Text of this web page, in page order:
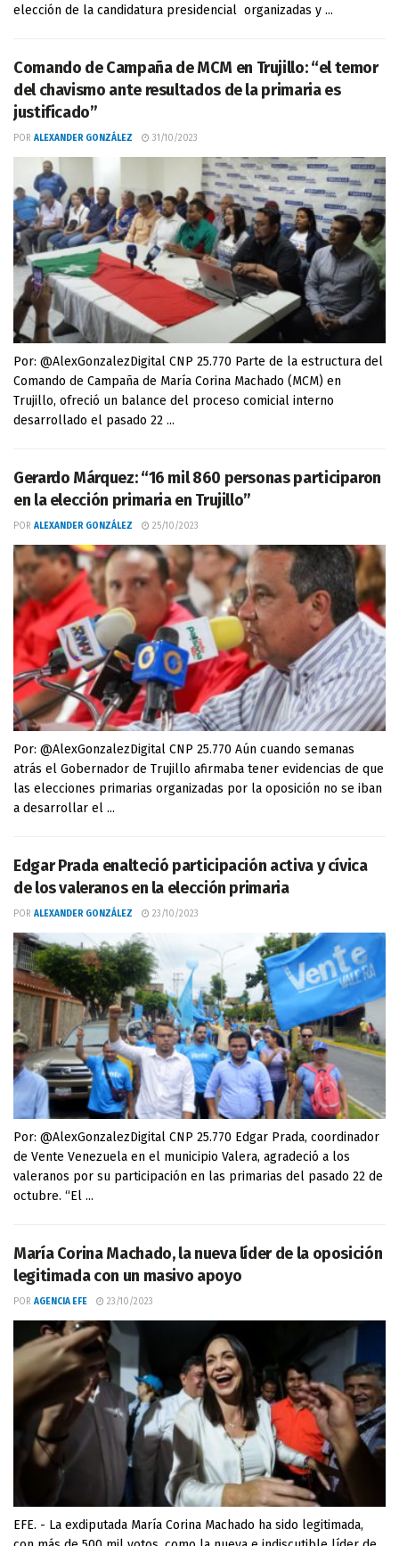
elección de la candidatura presidencial organizadas y ...
Comando de Campaña de MCM en Trujillo: “el temor
del chavismo ante resultados de la primaria es
justificado”
POR ALEXANDER GONZÁLEZ 31/10/2023
Por: @AlexGonzalezDigital CNP 25.770 Parte de la estructura del
Comando de Campaña de María Corina Machado (MCM) en
Trujillo, ofreció un balance del proceso comicial interno
desarrollado el pasado 22 ...
Gerardo Márquez: “16 mil 860 personas participaron
en la elección primaria en Trujillo”
POR ALEXANDER GONZÁLEZ 25/10/2023
Por: @AlexGonzalezDigital CNP 25.770 Aún cuando semanas
atrás el Gobernador de Trujillo afirmaba tener evidencias de que
las elecciones primarias organizadas por la oposición no se iban
a desarrollar el ...
Edgar Prada enalteció participación activa y cívica
de los valeranos en la elección primaria
POR ALEXANDER GONZÁLEZ 23/10/2023
Por: @AlexGonzalezDigital CNP 25.770 Edgar Prada, coordinador
de Vente Venezuela en el municipio Valera, agradeció a los
valeranos por su participación en las primarias del pasado 22 de
octubre. “El ...
María Corina Machado, la nueva líder de la oposición
legitimada con un masivo apoyo
POR AGENCIA EFE 23/10/2023
EFE. - La exdiputada María Corina Machado ha sido legitimada,